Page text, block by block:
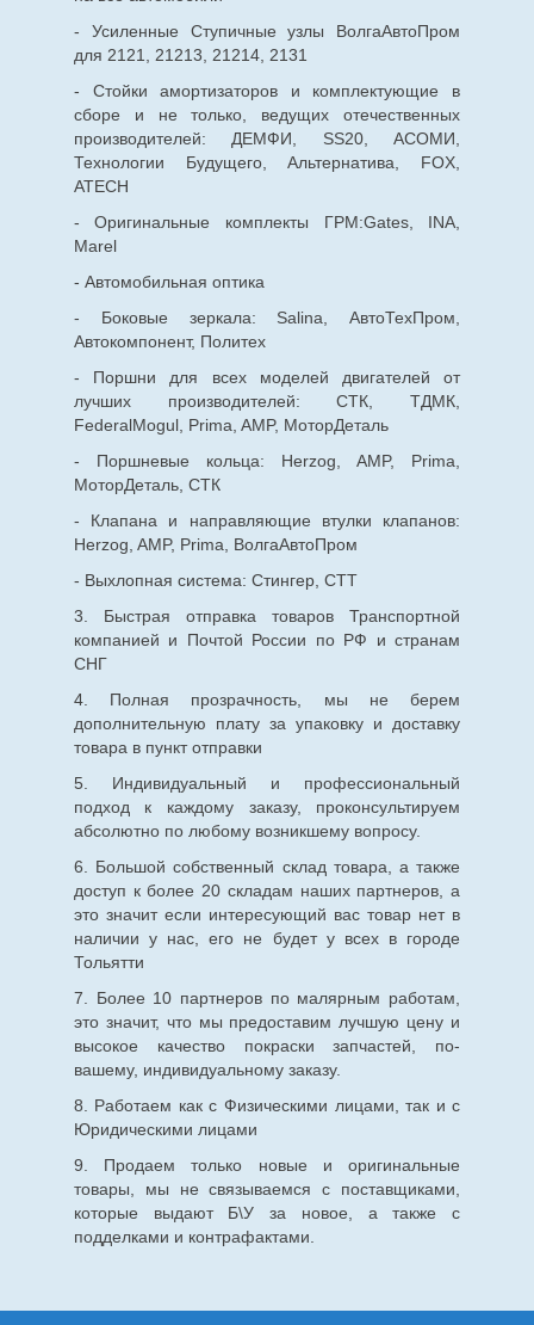
- Усиленные Ступичные узлы ВолгаАвтоПром
для 2121, 21213, 21214, 2131
- Стойки амортизаторов и комплектующие в
сборе и не только, ведущих отечественных
производителей: ДЕМФИ, SS20, АСОМИ,
Технологии Будущего, Альтернатива, FOX,
ATECH
- Оригинальные комплекты ГРМ:Gates, INA,
Marel
- Автомобильная оптика
- Боковые зеркала: Salina, АвтоТехПром,
Автокомпонент, Политех
- Поршни для всех моделей двигателей от
лучших производителей: СТК, ТДМК,
FederalMogul, Prima, AMP, МоторДеталь
- Поршневые кольца: Herzog, AMP, Prima,
МоторДеталь, СТК
- Клапана и направляющие втулки клапанов:
Herzog, AMP, Prima, ВолгаАвтоПром
- Выхлопная система: Стингер, СТТ
3. Быстрая отправка товаров Транспортной
компанией и Почтой России по РФ и странам
СНГ
4. Полная прозрачность, мы не берем
дополнительную плату за упаковку и доставку
товара в пункт отправки
5. Индивидуальный и профессиональный
подход к каждому заказу, проконсультируем
абсолютно по любому возникшему вопросу.
6. Большой собственный склад товара, а также
доступ к более 20 складам наших партнеров, а
это значит если интересующий вас товар нет в
наличии у нас, его не будет у всех в городе
Тольятти
7. Более 10 партнеров по малярным работам,
это значит, что мы предоставим лучшую цену и
высокое качество покраски запчастей, по-
вашему, индивидуальному заказу.
8. Работаем как с Физическими лицами, так и с
Юридическими лицами
9. Продаем только новые и оригинальные
товары, мы не связываемся с поставщиками,
которые выдают Б\У за новое, а также с
подделками и контрафактами.